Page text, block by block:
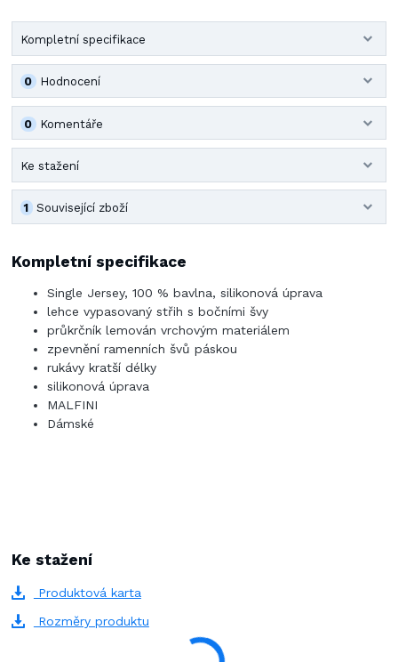
Kompletní specifikace
Hodnocení
0
Komentáře
0
Ke stažení
Související zboží
1
Kompletní specifikace
Single Jersey, 100 % bavlna, silikonová úprava
lehce vypasovaný střih s bočními švy
průkrčník lemován vrchovým materiálem
zpevnění ramenních švů páskou
rukávy kratší délky
silikonová úprava
MALFINI
Dámské
Ke stažení
Produktová karta
Rozměry produktu